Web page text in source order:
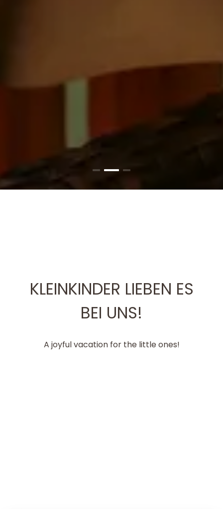
KLEINKINDER LIEBEN ES
BEI UNS!
A joyful vacation for the little ones!